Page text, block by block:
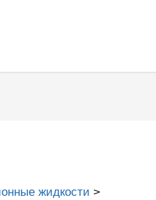
жидкости